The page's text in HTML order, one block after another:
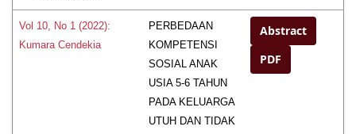
Vol 10, No 1 (2022):
Kumara Cendekia
PERBEDAAN
KOMPETENSI
SOSIAL ANAK
USIA 5-6 TAHUN
PADA KELUARGA
UTUH DAN TIDAK
Abstract
PDF